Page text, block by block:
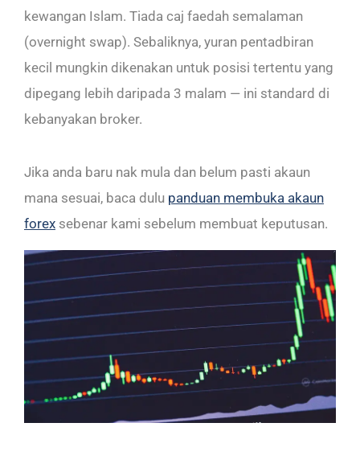
kewangan Islam. Tiada caj faedah semalaman
(overnight swap). Sebaliknya, yuran pentadbiran
kecil mungkin dikenakan untuk posisi tertentu yang
dipegang lebih daripada 3 malam — ini standard di
kebanyakan broker.
Jika anda baru nak mula dan belum pasti akaun
mana sesuai, baca dulu panduan membuka akaun
forexsebenar kami sebelum membuat keputusan.